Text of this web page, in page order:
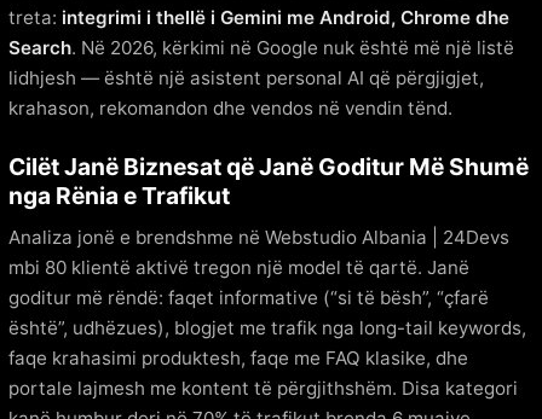
treta: integrimi i thellë i Gemini me Android, Chrome dhe
Search. Në 2026, kërkimi në Google nuk është më një listë
lidhjesh — është një asistent personal AI që përgjigjet,
krahason, rekomandon dhe vendos në vendin tënd.
Cilët Janë Biznesat që Janë Goditur Më Shumë
nga Rënia e Trafikut
Analiza jonë e brendshme në Webstudio Albania | 24Devs
mbi 80 klientë aktivë tregon një model të qartë. Janë
goditur më rëndë: faqet informative (“si të bësh”, “çfarë
është”, udhëzues), blogjet me trafik nga long-tail keywords,
faqe krahasimi produktesh, faqe me FAQ klasike, dhe
portale lajmesh me kontent të përgjithshëm. Disa kategori